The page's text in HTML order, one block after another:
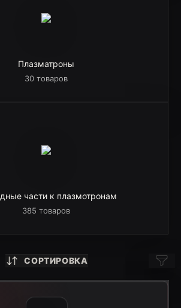
Плазматроны
30 товаров
части к плазмотронам
385 товаров
СОРТИРОВКА